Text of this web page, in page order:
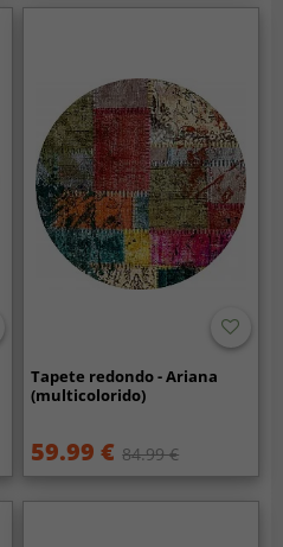
Tapete redondo - Ariana
(multicolorido)
59.99 € 84.99 €